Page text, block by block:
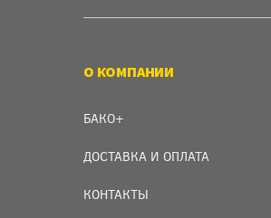
О КОМПАНИИ
БАКО+
ДОСТАВКА И ОПЛАТА
КОНТАКТЫ